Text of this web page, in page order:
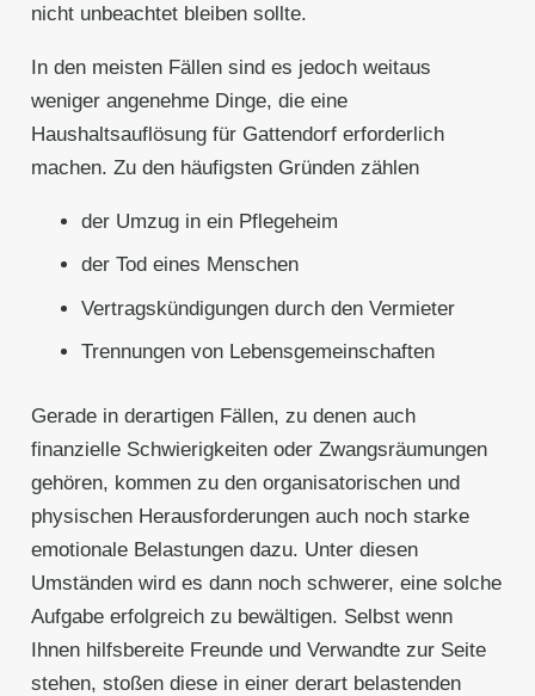
nicht unbeachtet bleiben sollte.
In den meisten Fällen sind es jedoch weitaus
weniger angenehme Dinge, die eine
Haushaltsauflösung für Gattendorf erforderlich
machen. Zu den häufigsten Gründen zählen
der Umzug in ein Pflegeheim
der Tod eines Menschen
Vertragskündigungen durch den Vermieter
Trennungen von Lebensgemeinschaften
Gerade in derartigen Fällen, zu denen auch
finanzielle Schwierigkeiten oder Zwangsräumungen
gehören, kommen zu den organisatorischen und
physischen Herausforderungen auch noch starke
emotionale Belastungen dazu. Unter diesen
Umständen wird es dann noch schwerer, eine solche
Aufgabe erfolgreich zu bewältigen. Selbst wenn
Ihnen hilfsbereite Freunde und Verwandte zur Seite
stehen, stoßen diese in einer derart belastenden